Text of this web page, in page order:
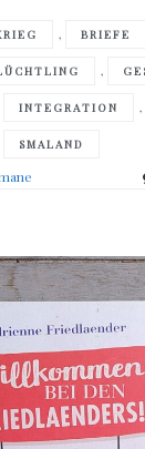
, BRIEFE
,
INTEGRATION ,
SMALAND